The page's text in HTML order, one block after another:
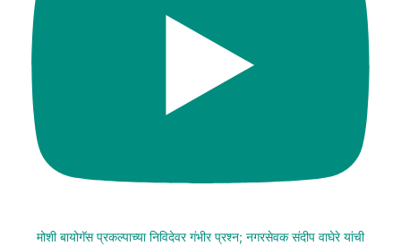
मोशी बायोगॅस प्रकल्पाच्या निविदेवर गंभीर प्रश्न; नगरसेवक संदीप वाघेरे यांची